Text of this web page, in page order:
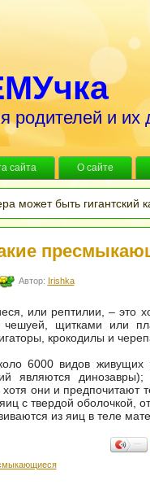
родителей и их
сайта О сайте
может быть гигантский
Автор: Irishka
или рептилии, – это
чешуей, щитками или
крокодилы и
6000 видов живущих
являются
они и предпочитают
с твердой оболочкой,
из яиц в теле